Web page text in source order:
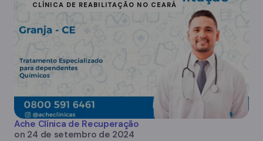
CLÍNICA DE REABILITAÇÃO NO CEARÁ
Ache Clínica de Recuperação
on 24 de setembro de 2024